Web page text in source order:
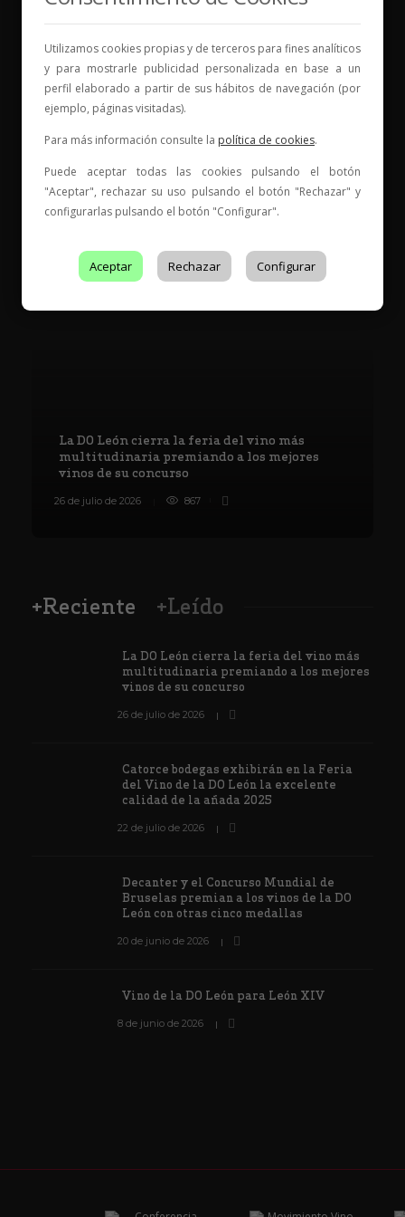
nueva historia.
* Web con contenido para mayores de 18 años
Entidad de Certificación de Producto acreditado por ENAC
con acreditación Nº199/C-PR401
Es Tendencia
La DO León cierra la feria del vino más
multitudinaria premiando a los mejores
vinos de su concurso
26 de julio de 2026 867
+Reciente +Leído
La DO León cierra la feria del vino más
multitudinaria premiando a los mejores
vinos de su concurso
26 de julio de 2026
Catorce bodegas exhibirán en la Feria
del Vino de la DO León la excelente
calidad de la añada 2025
22 de julio de 2026
Decanter y el Concurso Mundial de
Bruselas premian a los vinos de la DO
León con otras cinco medallas
20 de junio de 2026
Vino de la DO León para León XIV
8 de junio de 2026
Utilizamos cookies propias y de terceros para fines analíticos
y para mostrarle publicidad personalizada en base a un
perfil elaborado a partir de sus hábitos de navegación (por
ejemplo, páginas visitadas).
Para más información consulte la política de cookies.
Puede aceptar todas las cookies pulsando el botón
"Aceptar", rechazar su uso pulsando el botón "Rechazar" y
configurarlas pulsando el botón "Configurar".
Aceptar Rechazar Configurar